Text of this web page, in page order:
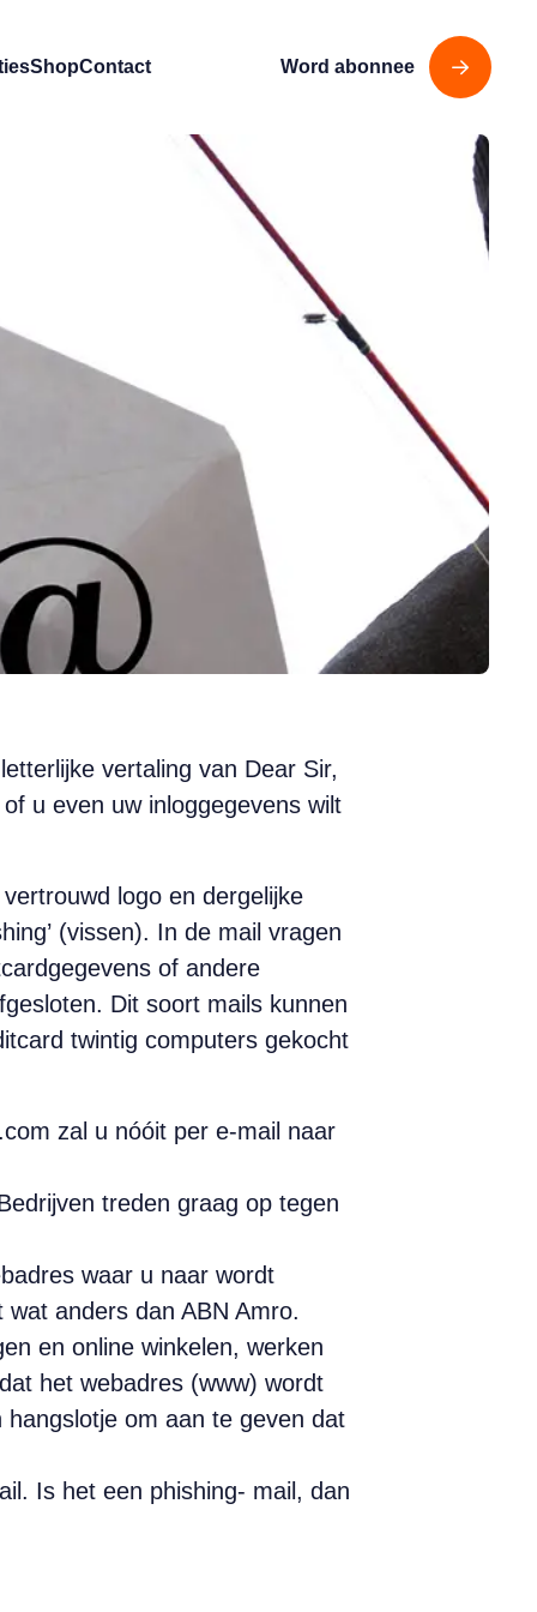
ShopContact Word abonnee
vertaling van Dear Sir,
u even uw inloggegevens wilt
logo en dergelijke
(vissen). In de mail vragen
of andere
Dit soort mails kunnen
twintig computers gekocht
zal u nóóit per e-mail naar
treden graag op tegen
waar u naar wordt
anders dan ABN Amro.
en online winkelen, werken
het webadres (www) wordt
om aan te geven dat
Is het een phishing- mail, dan